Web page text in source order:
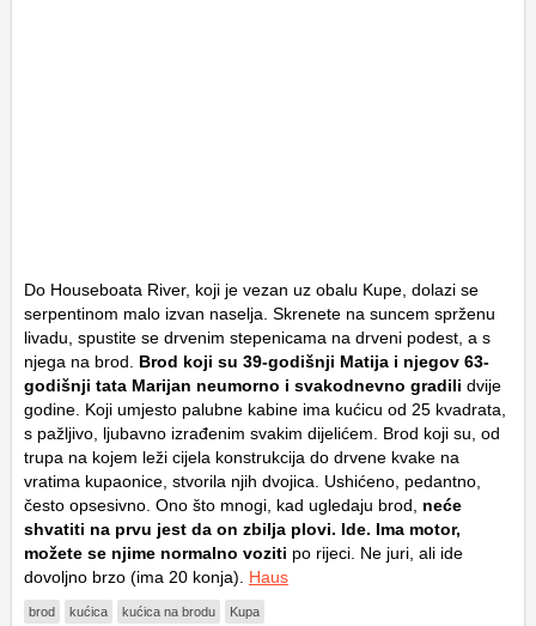
Do Houseboata River, koji je vezan uz obalu Kupe, dolazi se
serpentinom malo izvan naselja. Skrenete na suncem sprženu
livadu, spustite se drvenim stepenicama na drveni podest, a s
njega na brod. Brod koji su 39-godišnji Matija i njegov 63-
godišnji tata Marijan neumorno i svakodnevno gradili dvije
godine. Koji umjesto palubne kabine ima kućicu od 25 kvadrata,
s pažljivo, ljubavno izrađenim svakim dijelićem. Brod koji su, od
trupa na kojem leži cijela konstrukcija do drvene kvake na
vratima kupaonice, stvorila njih dvojica. Ushićeno, pedantno,
često opsesivno. Ono što mnogi, kad ugledaju brod,
neće
shvatiti na prvu jest da on zbilja plovi. Ide. Ima motor,
možete se njime normalno voziti po rijeci. Ne juri, ali ide
dovoljno brzo (ima 20 konja). Haus
brod kućica kućica na brodu Kupa